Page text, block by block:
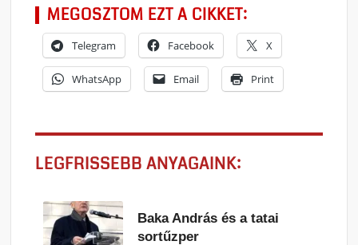
MEGOSZTOM EZT A CIKKET:
Telegram Facebook X
WhatsApp Email Print
LEGFRISSEBB ANYAGAINK:
Baka András és a tatai
sortűzper